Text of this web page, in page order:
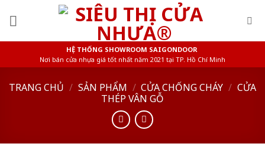
HỆ THỐNG SHOWROOM SAIGONDOOR
Nơi bán cửa nhựa giá tốt nhất năm 2021 tại TP. Hồ Chí Minh
TRANG CHỦ / SẢN PHẨM / CỬA CHỐNG CHÁY / CỬA
THÉP VÂN GỖ